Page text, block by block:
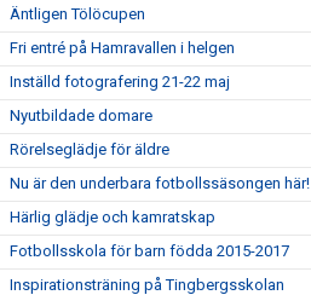
Äntligen Tölöcupen
Fri entré på Hamravallen i helgen
Inställd fotografering 21-22 maj
Nyutbildade domare
Rörelseglädje för äldre
Nu är den underbara fotbollssäsongen här!
Härlig glädje och kamratskap
Fotbollsskola för barn födda 2015-2017
Inspirationsträning på Tingbergsskolan